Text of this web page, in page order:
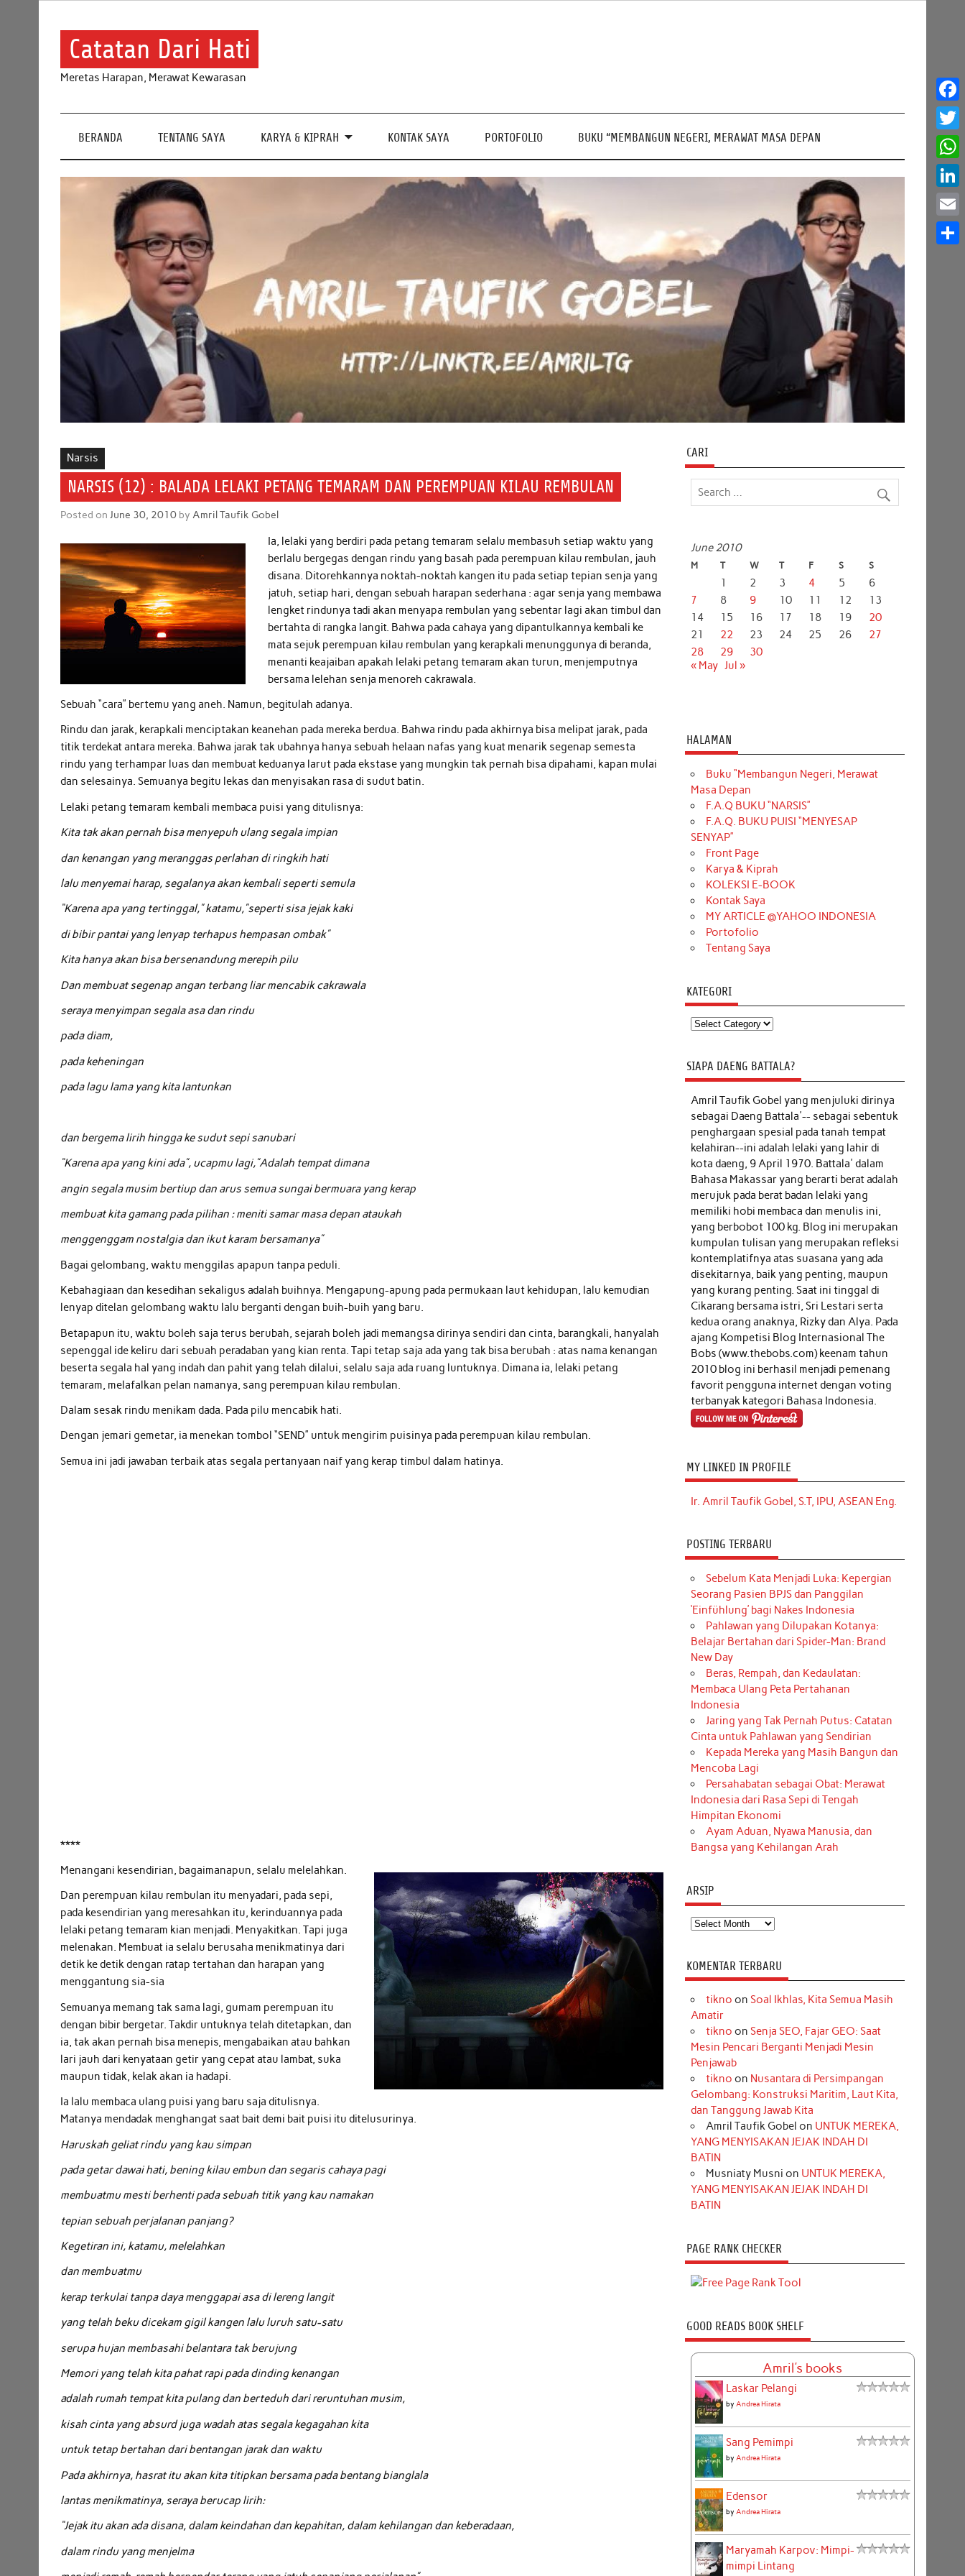
Catatan Dari Hati
Meretas Harapan, Merawat Kewarasan
BERANDA TENTANG SAYA KARYA & KIPRAH KONTAK SAYA PORTOFOLIO BUKU “MEMBANGUN NEGERI, MERAWAT MASA DEPAN
Narsis
NARSIS (12) : BALADA LELAKI PETANG TEMARAM DAN PEREMPUAN KILAU REMBULAN
Posted onJune 30, 2010 byAmril Taufik Gobel
Ia, lelaki yang berdiri pada petang temaram selalu membasuh setiap waktu yang
berlalu bergegas dengan rindu yang basah pada perempuan kilau rembulan, jauh
disana. Ditorehkannya noktah-noktah kangen itu pada setiap tepian senja yang
jatuh, setiap hari, dengan sebuah harapan sederhana : agar senja yang membawa
lengket rindunya tadi akan menyapa rembulan yang sebentar lagi akan timbul dan
bertahta di rangka langit. Bahwa pada cahaya yang dipantulkannya kembali ke
mata sejuk perempuan kilau rembulan yang kerapkali menunggunya di beranda,
menanti keajaiban apakah lelaki petang temaram akan turun, menjemputnya
bersama lelehan senja menoreh cakrawala.
Sebuah “cara” bertemu yang aneh. Namun, begitulah adanya.
Rindu dan jarak, kerapkali menciptakan keanehan pada mereka berdua. Bahwa rindu pada akhirnya bisa melipat jarak, pada
titik terdekat antara mereka. Bahwa jarak tak ubahnya hanya sebuah helaan nafas yang kuat menarik segenap semesta
rindu yang terhampar luas dan membuat keduanya larut pada ekstase yang mungkin tak pernah bisa dipahami, kapan mulai
dan selesainya. Semuanya begitu lekas dan menyisakan rasa di sudut batin.
Lelaki petang temaram kembali membaca puisi yang ditulisnya:
Kita tak akan pernah bisa menyepuh ulang segala impian
dan kenangan yang meranggas perlahan di ringkih hati
lalu menyemai harap, segalanya akan kembali seperti semula
“Karena apa yang tertinggal,” katamu,”seperti sisa jejak kaki
di bibir pantai yang lenyap terhapus hempasan ombak”
Kita hanya akan bisa bersenandung merepih pilu
Dan membuat segenap angan terbang liar mencabik cakrawala
seraya menyimpan segala asa dan rindu
pada diam,
pada keheningan
pada lagu lama yang kita lantunkan
dan bergema lirih hingga ke sudut sepi sanubari
“Karena apa yang kini ada”, ucapmu lagi,”Adalah tempat dimana
angin segala musim bertiup dan arus semua sungai bermuara yang kerap
membuat kita gamang pada pilihan : meniti samar masa depan ataukah
menggenggam nostalgia dan ikut karam bersamanya”
Bagai gelombang, waktu menggilas apapun tanpa peduli.
Kebahagiaan dan kesedihan sekaligus adalah buihnya. Mengapung-apung pada permukaan laut kehidupan, lalu kemudian
lenyap ditelan gelombang waktu lalu berganti dengan buih-buih yang baru.
Betapapun itu, waktu boleh saja terus berubah, sejarah boleh jadi memangsa dirinya sendiri dan cinta, barangkali, hanyalah
sepenggal ide keliru dari sebuah peradaban yang kian renta. Tapi tetap saja ada yang tak bisa berubah : atas nama kenangan
beserta segala hal yang indah dan pahit yang telah dilalui, selalu saja ada ruang luntuknya. Dimana ia, lelaki petang
temaram, melafalkan pelan namanya, sang perempuan kilau rembulan.
Dalam sesak rindu menikam dada. Pada pilu mencabik hati.
Dengan jemari gemetar, ia menekan tombol “SEND” untuk mengirim puisinya pada perempuan kilau rembulan.
Semua ini jadi jawaban terbaik atas segala pertanyaan naif yang kerap timbul dalam hatinya.
****
Menangani kesendirian, bagaimanapun, selalu melelahkan.
Dan perempuan kilau rembulan itu menyadari, pada sepi,
pada kesendirian yang meresahkan itu, kerinduannya pada
lelaki petang temaram kian menjadi. Menyakitkan. Tapi juga
melenakan. Membuat ia selalu berusaha menikmatinya dari
detik ke detik dengan ratap tertahan dan harapan yang
menggantung sia-sia
Semuanya memang tak sama lagi, gumam perempuan itu
dengan bibir bergetar. Takdir untuknya telah ditetapkan, dan
ia, tak akan pernah bisa menepis, mengabaikan atau bahkan
lari jauh dari kenyataan getir yang cepat atau lambat, suka
maupun tidak, kelak akan ia hadapi.
Ia lalu membaca ulang puisi yang baru saja ditulisnya.
Matanya mendadak menghangat saat bait demi bait puisi itu ditelusurinya.
Haruskah geliat rindu yang kau simpan
pada getar dawai hati, bening kilau embun dan segaris cahaya pagi
membuatmu mesti berhenti pada sebuah titik yang kau namakan
tepian sebuah perjalanan panjang?
Kegetiran ini, katamu, melelahkan
dan membuatmu
kerap terkulai tanpa daya menggapai asa di lereng langit
yang telah beku dicekam gigil kangen lalu luruh satu-satu
serupa hujan membasahi belantara tak berujung
Memori yang telah kita pahat rapi pada dinding kenangan
adalah rumah tempat kita pulang dan berteduh dari reruntuhan musim,
kisah cinta yang absurd juga wadah atas segala kegagahan kita
untuk tetap bertahan dari bentangan jarak dan waktu
Pada akhirnya, hasrat itu akan kita titipkan bersama pada bentang bianglala
lantas menikmatinya, seraya berucap lirih:
“Jejak itu akan ada disana, dalam keindahan dan kepahitan, dalam kehilangan dan keberadaan,
dalam rindu yang menjelma
CARI
June 2010
M T W T F S S
1 2 3 4 5
6
7
8 9 10 11 12
13
14
15 16 17 18 19
20
21
22 23 24 25 26
27
28
29
30
« May Jul »
HALAMAN
Buku “Membangun Negeri, Merawat
Masa Depan
F.A.Q BUKU “NARSIS”
F.A.Q. BUKU PUISI “MENYESAP
SENYAP”
Front Page
Karya & Kiprah
KOLEKSI E-BOOK
Kontak Saya
MY ARTICLE @YAHOO INDONESIA
Portofolio
Tentang Saya
KATEGORI
Kategori
SIAPA DAENG BATTALA?
Amril Taufik Gobel yang menjuluki dirinya
sebagai Daeng Battala'-- sebagai sebentuk
penghargaan spesial pada tanah tempat
kelahiran--ini adalah lelaki yang lahir di
kota daeng, 9 April 1970. Battala' dalam
Bahasa Makassar yang berarti berat adalah
merujuk pada berat badan lelaki yang
memiliki hobi membaca dan menulis ini,
yang berbobot 100 kg. Blog ini merupakan
kumpulan tulisan yang merupakan refleksi
kontemplatifnya atas suasana yang ada
disekitarnya, baik yang penting, maupun
yang kurang penting. Saat ini tinggal di
Cikarang bersama istri, Sri Lestari serta
kedua orang anaknya, Rizky dan Alya. Pada
ajang Kompetisi Blog Internasional The
Bobs (www.thebobs.com) keenam tahun
2010 blog ini berhasil menjadi pemenang
favorit pengguna internet dengan voting
terbanyak kategori Bahasa Indonesia.
MY LINKED IN PROFILE
Ir. Amril Taufik Gobel, S.T, IPU, ASEAN Eng.
POSTING TERBARU
Sebelum Kata Menjadi Luka: Kepergian
Seorang Pasien BPJS dan Panggilan
‘Einfühlung’ bagi Nakes Indonesia
Pahlawan yang Dilupakan Kotanya:
Belajar Bertahan dari Spider-Man: Brand
New Day
Beras, Rempah, dan Kedaulatan:
Membaca Ulang Peta Pertahanan
Indonesia
Jaring yang Tak Pernah Putus: Catatan
Cinta untuk Pahlawan yang Sendirian
Kepada Mereka yang Masih Bangun dan
Mencoba Lagi
Persahabatan sebagai Obat: Merawat
Indonesia dari Rasa Sepi di Tengah
Himpitan Ekonomi
Ayam Aduan, Nyawa Manusia, dan
Bangsa yang Kehilangan Arah
ARSIP
Arsip
KOMENTAR TERBARU
tikno on Soal Ikhlas, Kita Semua Masih
Amatir
tikno on Senja SEO, Fajar GEO: Saat
Mesin Pencari Berganti Menjadi Mesin
Penjawab
tikno on Nusantara di Persimpangan
Gelombang: Konstruksi Maritim, Laut Kita,
dan Tanggung Jawab Kita
Amril Taufik Gobel on UNTUK MEREKA,
YANG MENYISAKAN JEJAK INDAH DI
BATIN
Musniaty Musni on UNTUK MEREKA,
YANG MENYISAKAN JEJAK INDAH DI
BATIN
PAGE RANK CHECKER
GOOD READS BOOK SHELF
Amril's books
Laskar Pelangi
by Andrea Hirata
Sang Pemimpi
by Andrea Hirata
Edensor
by Andrea Hirata
Maryamah Karpov: Mimpi-
mimpi Lintang
Email